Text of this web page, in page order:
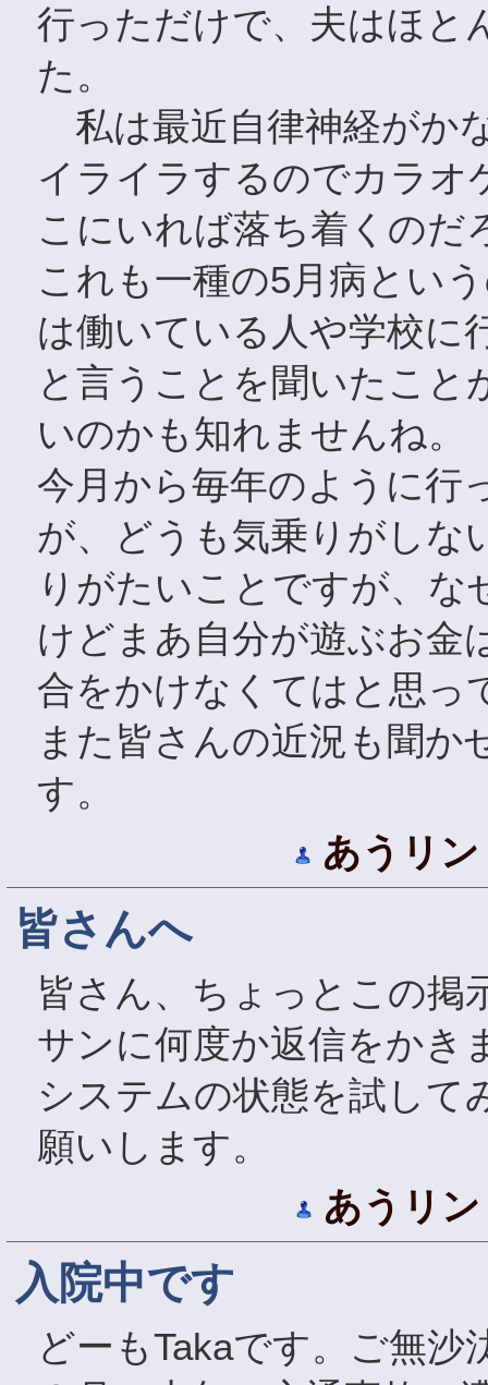
行っただけで、夫はほと
た。
私は最近自律神経がか
イライラするのでカラオ
こにいれば落ち着くのだ
これも一種の5月病とい
は働いている人や学校に
と言うことを聞いたこと
いのかも知れませんね。
今月から毎年のように行
が、どうも気乗りがしな
りがたいことですが、な
けどまあ自分が遊ぶお金
合をかけなくてはと思っ
また皆さんの近況も聞
す。
あうリン
皆さんへ
皆さん、ちょっとこの掲
サンに何度か返信をかき
システムの状態を試して
願いします。
あうリン
入院中です
どーもTakaです。ご無沙